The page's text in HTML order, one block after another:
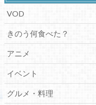
VOD
きのう何食べた？
アニメ
イベント
グルメ・料理